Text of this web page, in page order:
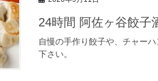
24時間 阿佐ヶ谷餃子
自慢の手作り餃子や、チャー
下さい。